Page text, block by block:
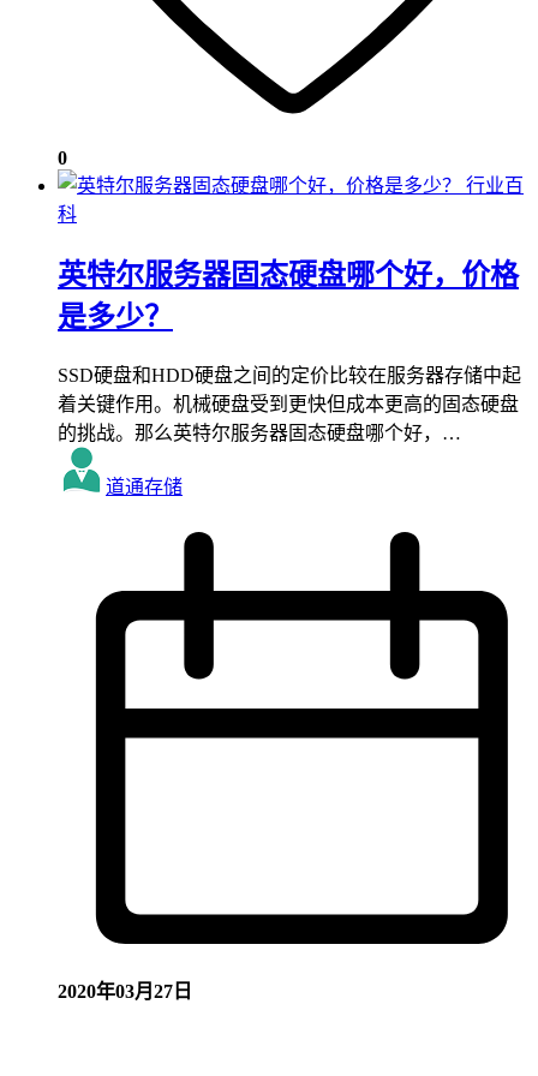
0
行业百
科
英特尔服务器固态硬盘哪个好，价格
是多少？
SSD硬盘和HDD硬盘之间的定价比较在服务器存储中起
着关键作用。机械硬盘受到更快但成本更高的固态硬盘
的挑战。那么英特尔服务器固态硬盘哪个好，…
道通存储
2020年03月27日